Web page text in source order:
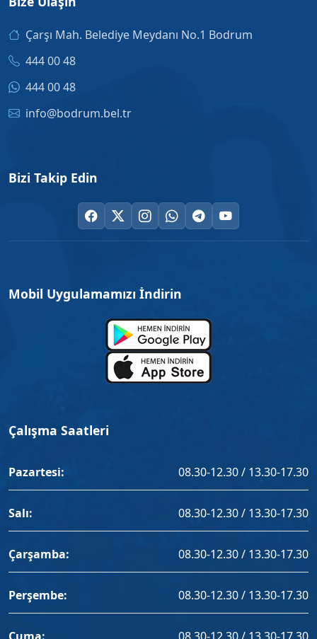
Çarşı Mah. Belediye Meydanı No.1 Bodrum
444 00 48
444 00 48
info@bodrum.bel.tr
Bizi Takip Edin
Mobil Uygulamamızı İndirin
Çalışma Saatleri
Pazartesi: 08.30-12.30 / 13.30-17.30
Salı: 08.30-12.30 / 13.30-17.30
Çarşamba: 08.30-12.30 / 13.30-17.30
Perşembe: 08.30-12.30 / 13.30-17.30
Cuma: 08.30-12.30 / 13.30-17.30